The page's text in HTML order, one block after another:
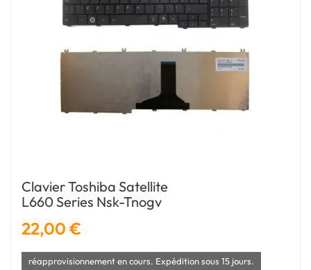
Clavier Toshiba Satellite
L660 Series Nsk-Tnogv
22,00 €
réapprovisionnement en cours. Expédition sous 15 jours.